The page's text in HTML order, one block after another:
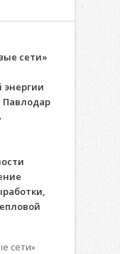
сети»
энергии
Павлодар
сети»